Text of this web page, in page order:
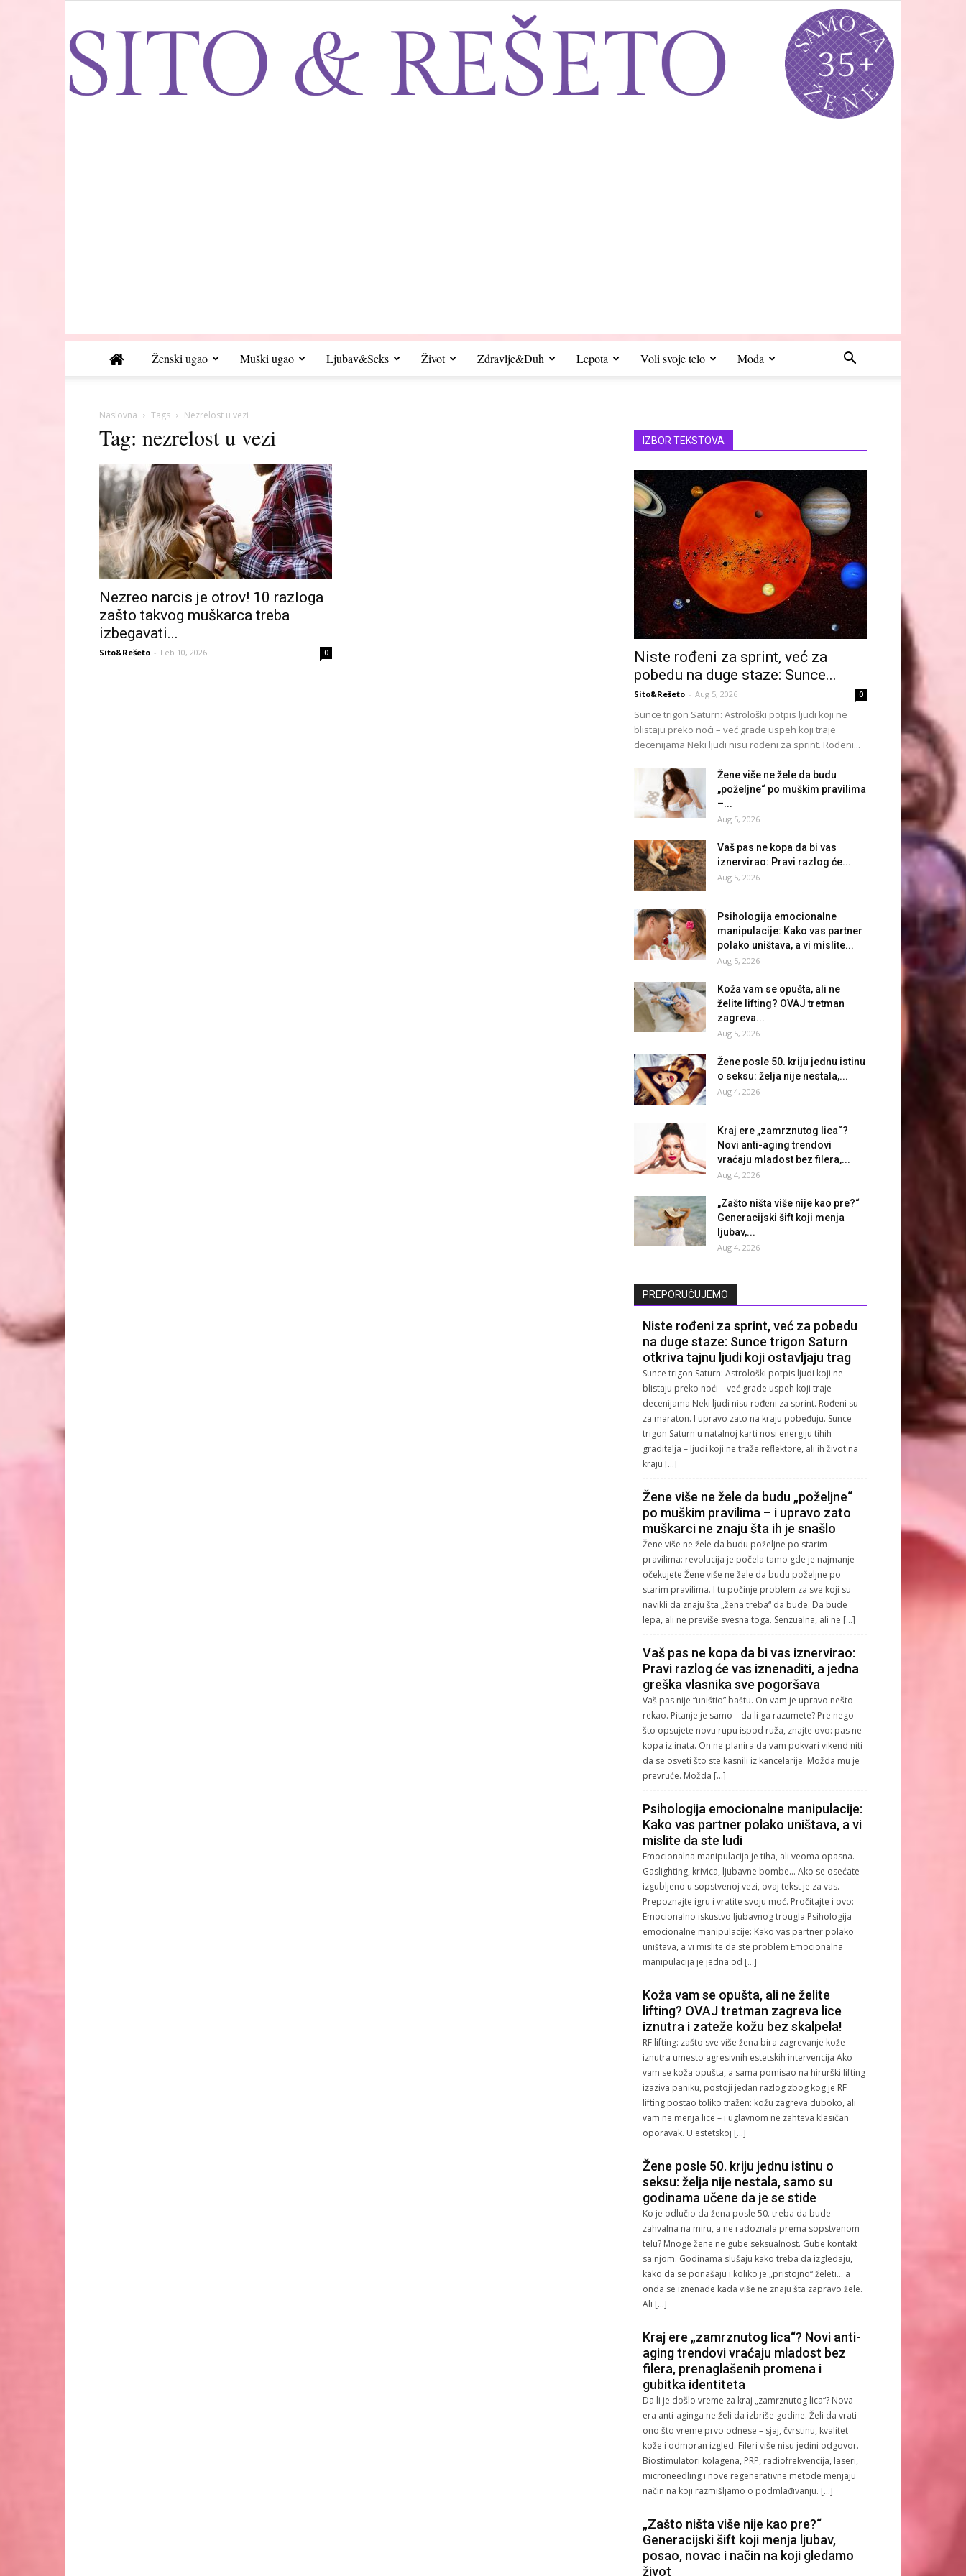
Ženski ugao Muški ugao Ljubav&Seks Život Zdravlje&Duh Lepota Voli svoje telo Moda
Naslovna Tags Nezrelost u vezi
Tag: nezrelost u vezi
Nezreo narcis je otrov! 10 razloga
zašto takvog muškarca treba
izbegavati...
Sito&Rešeto - Feb 10, 2026 0
IZBOR TEKSTOVA
Niste rođeni za sprint, već za
pobedu na duge staze: Sunce...
Sito&Rešeto - Aug 5, 2026 0
Sunce trigon Saturn: Astrološki potpis ljudi koji ne
blistaju preko noći – već grade uspeh koji traje
decenijama Neki ljudi nisu rođeni za sprint. Rođeni...
Žene više ne žele da budu
„poželjne“ po muškim pravilima
–...
Aug 5, 2026
Vaš pas ne kopa da bi vas
iznervirao: Pravi razlog će...
Aug 5, 2026
Psihologija emocionalne
manipulacije: Kako vas partner
polako uništava, a vi mislite...
Aug 5, 2026
Koža vam se opušta, ali ne
želite lifting? OVAJ tretman
zagreva...
Aug 5, 2026
Žene posle 50. kriju jednu istinu
o seksu: želja nije nestala,...
Aug 4, 2026
Kraj ere „zamrznutog lica“?
Novi anti-aging trendovi
vraćaju mladost bez filera,...
Aug 4, 2026
„Zašto ništa više nije kao pre?“
Generacijski šift koji menja
ljubav,...
Aug 4, 2026
PREPORUČUJEMO
Niste rođeni za sprint, već za pobedu
na duge staze: Sunce trigon Saturn
otkriva tajnu ljudi koji ostavljaju trag
Sunce trigon Saturn: Astrološki potpis ljudi koji ne
blistaju preko noći – već grade uspeh koji traje
decenijama Neki ljudi nisu rođeni za sprint. Rođeni su
za maraton. I upravo zato na kraju pobeđuju. Sunce
trigon Saturn u natalnoj karti nosi energiju tihih
graditelja – ljudi koji ne traže reflektore, ali ih život na
kraju […]
Žene više ne žele da budu „poželjne“
po muškim pravilima – i upravo zato
muškarci ne znaju šta ih je snašlo
Žene više ne žele da budu poželjne po starim
pravilima: revolucija je počela tamo gde je najmanje
očekujete Žene više ne žele da budu poželjne po
starim pravilima. I tu počinje problem za sve koji su
navikli da znaju šta „žena treba“ da bude. Da bude
lepa, ali ne previše svesna toga. Senzualna, ali ne […]
Vaš pas ne kopa da bi vas iznervirao:
Pravi razlog će vas iznenaditi, a jedna
greška vlasnika sve pogoršava
Vaš pas nije “uništio” baštu. On vam je upravo nešto
rekao. Pitanje je samo – da li ga razumete? Pre nego
što opsujete novu rupu ispod ruža, znajte ovo: pas ne
kopa iz inata. On ne planira da vam pokvari vikend niti
da se osveti što ste kasnili iz kancelarije. Možda mu je
prevruće. Možda […]
Psihologija emocionalne manipulacije:
Kako vas partner polako uništava, a vi
mislite da ste ludi
Emocionalna manipulacija je tiha, ali veoma opasna.
Gaslighting, krivica, ljubavne bombe… Ako se osećate
izgubljeno u sopstvenoj vezi, ovaj tekst je za vas.
Prepoznajte igru i vratite svoju moć. Pročitajte i ovo:
Emocionalno iskustvo ljubavnog trougla Psihologija
emocionalne manipulacije: Kako vas partner polako
uništava, a vi mislite da ste problem Emocionalna
manipulacija je jedna od […]
Koža vam se opušta, ali ne želite
lifting? OVAJ tretman zagreva lice
iznutra i zateže kožu bez skalpela!
RF lifting: zašto sve više žena bira zagrevanje kože
iznutra umesto agresivnih estetskih intervencija Ako
vam se koža opušta, a sama pomisao na hirurški lifting
izaziva paniku, postoji jedan razlog zbog kog je RF
lifting postao toliko tražen: kožu zagreva duboko, ali
vam ne menja lice – i uglavnom ne zahteva klasičan
oporavak. U estetskoj […]
Žene posle 50. kriju jednu istinu o
seksu: želja nije nestala, samo su
godinama učene da je se stide
Ko je odlučio da žena posle 50. treba da bude
zahvalna na miru, a ne radoznala prema sopstvenom
telu? Mnoge žene ne gube seksualnost. Gube kontakt
sa njom. Godinama slušaju kako treba da izgledaju,
kako da se ponašaju i koliko je „pristojno“ želeti… a
onda se iznenade kada više ne znaju šta zapravo žele.
Ali […]
Kraj ere „zamrznutog lica“? Novi anti-
aging trendovi vraćaju mladost bez
filera, prenaglašenih promena i
gubitka identiteta
Da li je došlo vreme za kraj „zamrznutog lica“? Nova
era anti-aginga ne želi da izbriše godine. Želi da vrati
ono što vreme prvo odnese – sjaj, čvrstinu, kvalitet
kože i odmoran izgled. Fileri više nisu jedini odgovor.
Biostimulatori kolagena, PRP, radiofrekvencija, laseri,
microneedling i nove regenerativne metode menjaju
način na koji razmišljamo o podmlađivanju. […]
„Zašto ništa više nije kao pre?“
Generacijski šift koji menja ljubav,
posao, novac i način na koji gledamo
život